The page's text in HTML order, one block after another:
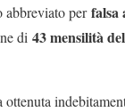
abbreviato perfalsa
di 43 mensilità